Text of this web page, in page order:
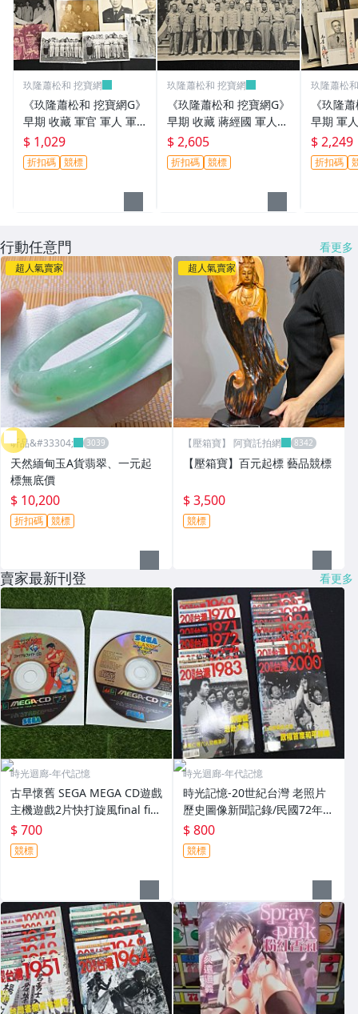
玖隆蕭松和 挖寶網
《玖隆蕭松和 挖寶網G》
早期 收藏 軍官 軍人 軍
眷 餐會 合影 舊相片 一
批(13194)
$ 1,029
折扣碼 競標
玖隆蕭松和 挖寶網
《玖隆蕭松和 挖寶網G》
早期 收藏 蔣經國 軍人
軍官 合影 舊相片(13196)
$ 2,605
折扣碼 競標
玖隆蕭松
《玖隆
早期 軍
影 舊相
$ 2,249
折扣碼
行動任意門 看更多
超人氣賣家
昕品&#33304;
天然緬甸玉A貨翡翠、一元起
標無底價
$ 10,200
折扣碼 競標
超人氣賣家
【壓箱寶】 阿寶託拍網
【壓箱寶】百元起標 藝品競標
$ 3,500
競標
賣家最新刊登 看更多
時光迴廊-年代記憶
古早懷舊 SEGA MEGA CD遊戲
主機遊戲2片快打旋風final fig
ht/classic arcade collection
$ 700
競標
時光迴廊-年代記憶
時光記憶-20世紀台灣 老照片
歷史圖像新聞記錄/民國72年~
85年 15本合拍 鄧麗君 黃俊雄
布袋戲 金龍少棒 大家樂
$ 800
競標